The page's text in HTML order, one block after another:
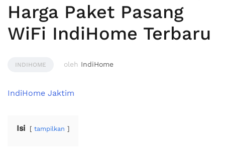
Harga Paket Pasang
WiFi IndiHome Terbaru
INDIHOME oleh IndiHome
IndiHome Jaktim
Isi tampilkan